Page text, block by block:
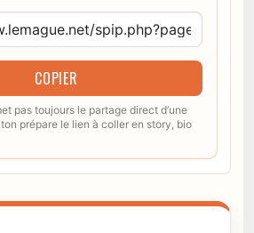
COPIER
pas toujours le partage direct d’une
prépare le lien à coller en story, bio